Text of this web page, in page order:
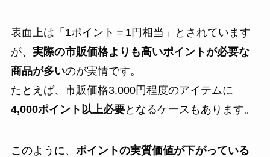
表面上は「1ポイント＝1円相当」とされています
が、 実際の市販価格よりも高いポイントが必要な
商品が多いのが実情です。
たとえば、市販価格3,000円程度のアイテムに
4,000ポイント以上必要となるケースもあります。
このように、 ポイントの実質価値が下がっている